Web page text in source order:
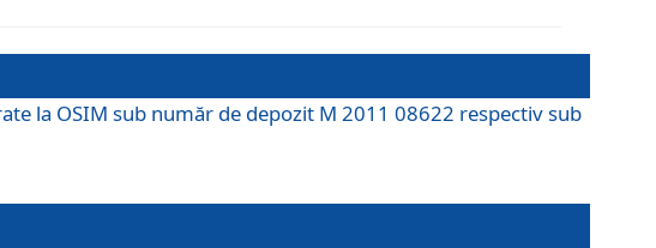
la OSIM sub număr de depozit M 2011 08622 respectiv sub